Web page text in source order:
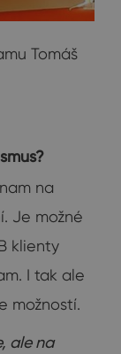
Tomáš
na
Je možné
klienty
I tak ale
možností.
ale na